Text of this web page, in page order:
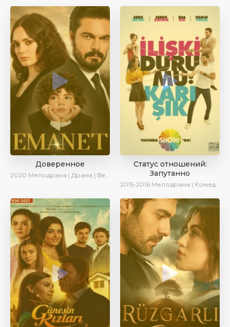
Доверенное
2020 Мелодрама | Драма | BeniAffet
Статус отношений:
Запутанно
2015-2016 Мелодрама | Комедия